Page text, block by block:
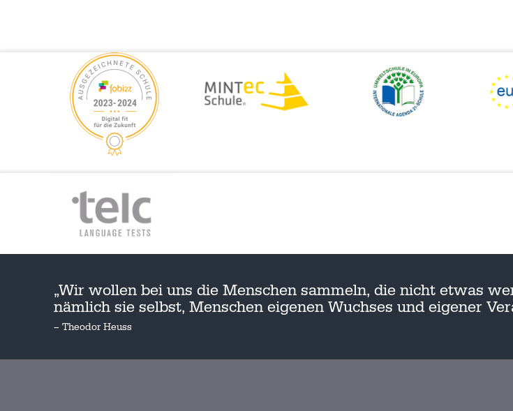
„Wir wollen bei uns die Menschen sammeln, die nicht etwas
nämlich sie selbst, Menschen eigenen Wuchses und eigener
– Theodor Heuss